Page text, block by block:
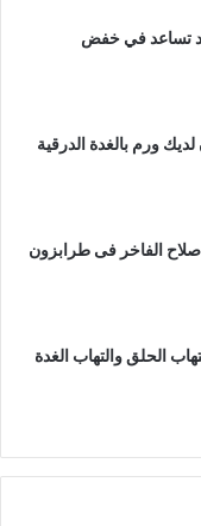
تساعد في خفض
الفاخر فى طرابزون
الحلق والتهاب الغدة